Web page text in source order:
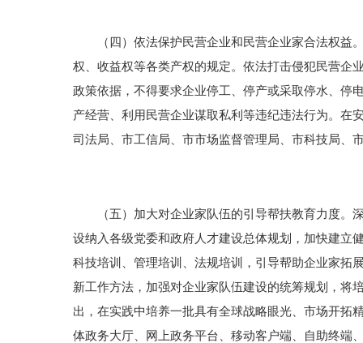
（四）依法保护民营企业和民营企业家合法权益。
权、收益权等各类产权的规定。依法打击侵犯民营企
政策依据，不得要求企业停工、停产或采取停水、停
产经营、利用民营企业谋取私利等违纪违法行为。在
司法局、市工信局、市市场监督管理局、市科技局、
（五）加大对企业家队伍的引导帮扶教育力度。深
设纳入各级党委和政府人才建设总体规划，加快建立
科技培训、管理培训、法规培训，引导帮助企业家拓
新工作方法，加强对企业家队伍建设的统筹规划，将
出，在实践中培养一批具有全球战略眼光、市场开拓
体政务大厅、网上政务平台、移动客户端、自助终端